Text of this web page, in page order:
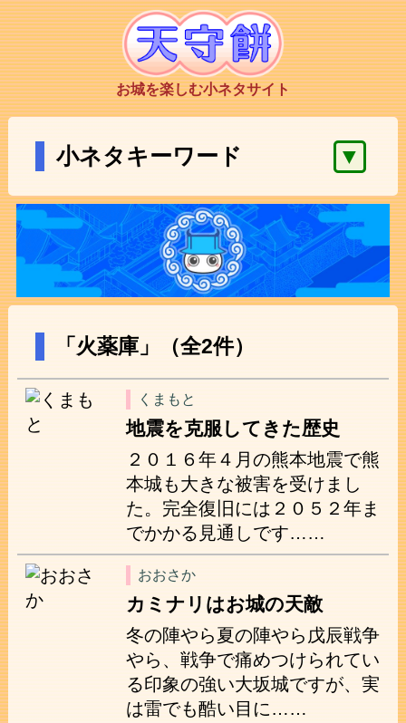
お城を楽しむ小ネタサイト
小ネタキーワード ▼
「火薬庫」（全2件）
くまもと
地震を克服してきた歴史
２０１６年４月の熊本地震で熊
本城も大きな被害を受けまし
た。完全復旧には２０５２年ま
でかかる見通しです……
おおさか
カミナリはお城の天敵
冬の陣やら夏の陣やら戊辰戦争
やら、戦争で痛めつけられてい
る印象の強い大坂城ですが、実
は雷でも酷い目に……